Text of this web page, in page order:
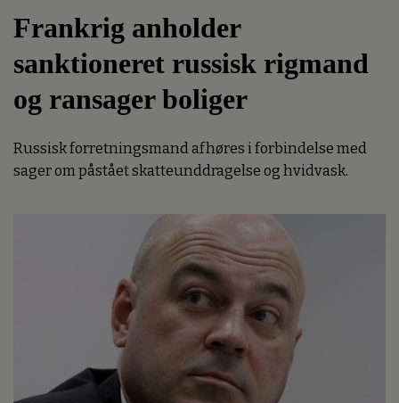
Frankrig anholder
sanktioneret russisk rigmand
og ransager boliger
Russisk forretningsmand afhøres i forbindelse med
sager om påstået skatteunddragelse og hvidvask.